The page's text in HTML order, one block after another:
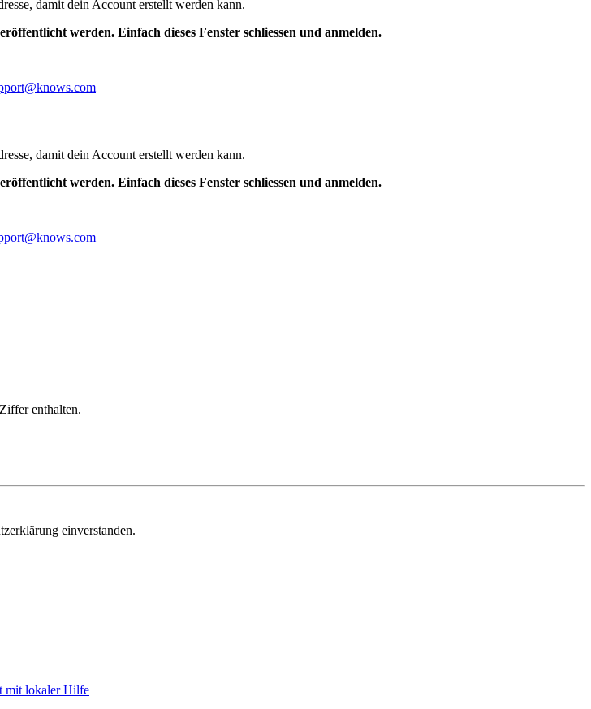
damit dein Account erstellt werden kann.
werden. Einfach dieses Fenster schliessen und anmelden.
damit dein Account erstellt werden kann.
werden. Einfach dieses Fenster schliessen und anmelden.
enthalten.
einverstanden.